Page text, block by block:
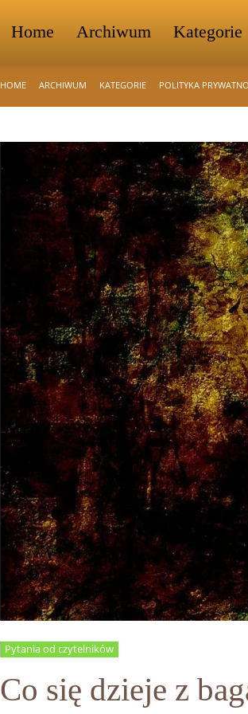
Home Archiwum Kategorie
HOME ARCHIWUM KATEGORIE POLITYKA
Pytania od czytelników
Co się dzieje z